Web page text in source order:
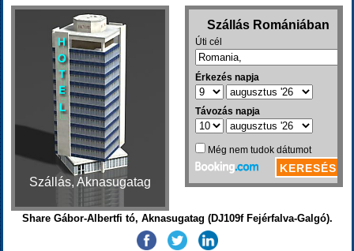
Szállás, Aknasugatag
Share Gábor-Albertfi tó, Aknasugatag (DJ109f Fejérfalva-Galgó).